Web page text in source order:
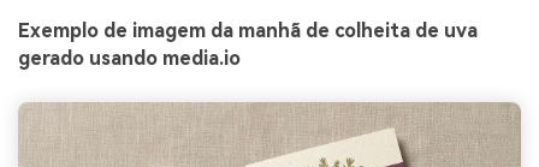
Exemplo de imagem da manhã de colheita de uva
gerado usando media.io